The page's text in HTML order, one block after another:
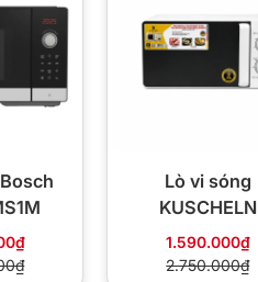
Lò vi sóng
KUSCHELN
KM024-20L
1.590.000₫
2.750.000₫